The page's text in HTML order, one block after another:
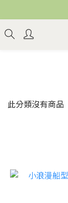
此分類沒有商品